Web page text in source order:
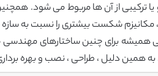
و یا ترکیبی از آن ها مربوط می شود.
مکانیزم شکست بیشتری را نسبت به سازه
همیشه برای چنین ساختارهای
همین دلیل ، طراحی ، نصب و بهره